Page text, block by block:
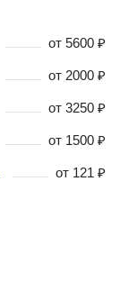
от 5600 ₽
от 2000 ₽
от 3250 ₽
от 1500 ₽
от 121 ₽